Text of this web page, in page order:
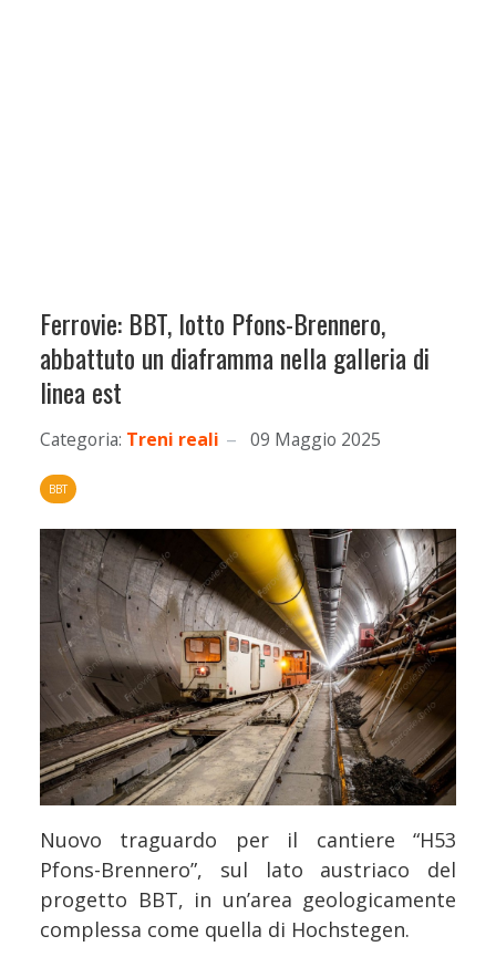
Ferrovie: BBT, lotto Pfons-Brennero,
abbattuto un diaframma nella galleria di
linea est
Categoria: Treni reali 09 Maggio 2025
BBT
Nuovo traguardo per il cantiere “H53
Pfons-Brennero”, sul lato austriaco del
progetto BBT, in un’area geologicamente
complessa come quella di Hochstegen.